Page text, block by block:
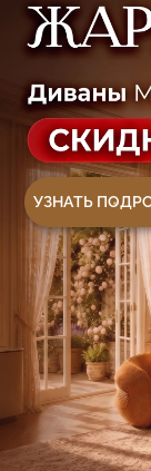
© 2026 Sky Living
Политика
+7 (958) 202-41-
+7 (499) 916-60-
+7 (932) 021-99-
Политика возврата
Telegram и YouTube
РФ (на основании ФЗ-149